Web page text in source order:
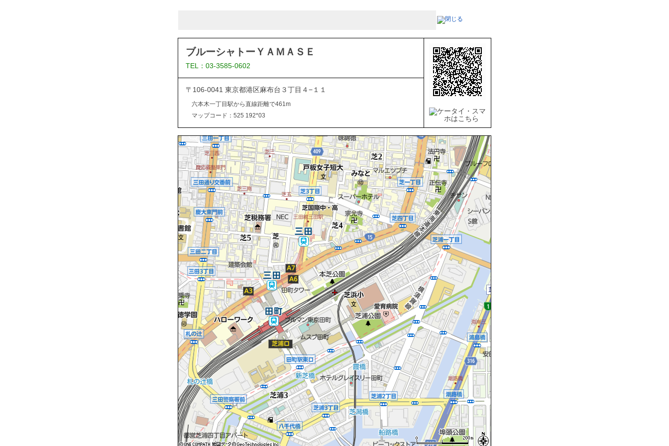
ブルーシャトーＹＡＭＡＳＥ
TEL：03-3585-0602
〒106-0041 東京都港区麻布台３丁目４−１１
六本木一丁目駅から直線距離で461m
マップコード：525 192*03